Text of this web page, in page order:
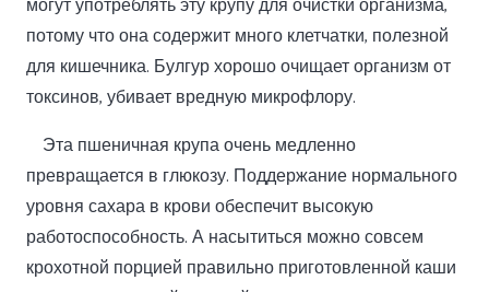
могут употреблять эту крупу для очистки организма,
потому что она содержит много клетчатки, полезной
для кишечника. Булгур хорошо очищает организм от
токсинов, убивает вредную микрофлору.
Эта пшеничная крупа очень медленно
превращается в глюкозу. Поддержание нормального
уровня сахара в крови обеспечит высокую
работоспособность. А насытиться можно совсем
крохотной порцией правильно приготовленной каши